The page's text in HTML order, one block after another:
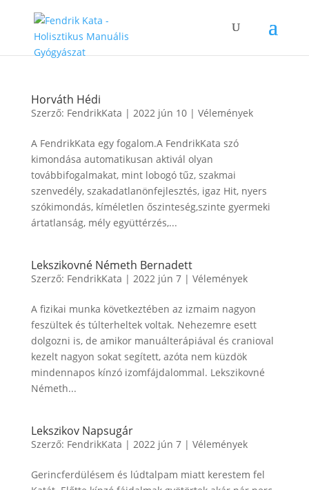
Horváth Hédi
Szerző: FendrikKata | 2022 jún 10| Vélemények
A FendrikKata egy fogalom.A FendrikKata szó
kimondása automatikusan aktivál olyan
továbbifogalmakat, mint lobogó tűz, szakmai
szenvedély, szakadatlanönfejlesztés, igaz Hit, nyers
szókimondás, kíméletlen őszinteség,szinte gyermeki
ártatlanság, mély együttérzés,...
Lekszikovné Németh Bernadett
Szerző: FendrikKata | 2022 jún 7| Vélemények
A fizikai munka következtében az izmaim nagyon
feszültek és túlterheltek voltak. Nehezemre esett
dolgozni is, de amikor manuálterápiával és cranioval
kezelt nagyon sokat segített, azóta nem küzdök
mindennapos kínzó izomfájdalommal. Lekszikovné
Németh...
Lekszikov Napsugár
Szerző: FendrikKata | 2022 jún 7| Vélemények
Gerincferdülésem és lúdtalpam miatt kerestem fel